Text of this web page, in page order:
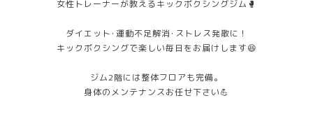
女性トレーナーが教えるキックボクシングジム🥊
ダイエット･運動不足解消･ストレス発散に！
キックボクシングで楽しい毎日をお届けします😆
ジム2階には整体フロアも完備。
身体のメンテナンスお任せ下さい💪